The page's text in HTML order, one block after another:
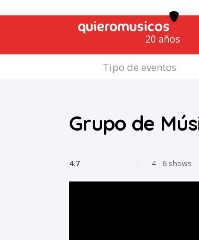
20 años
Tipo de eventos
Grupo de
4.7 | 4 | 6 shows